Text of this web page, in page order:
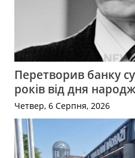
Перетворив банку
років від дня
Четвер, 6 Серпня, 2026